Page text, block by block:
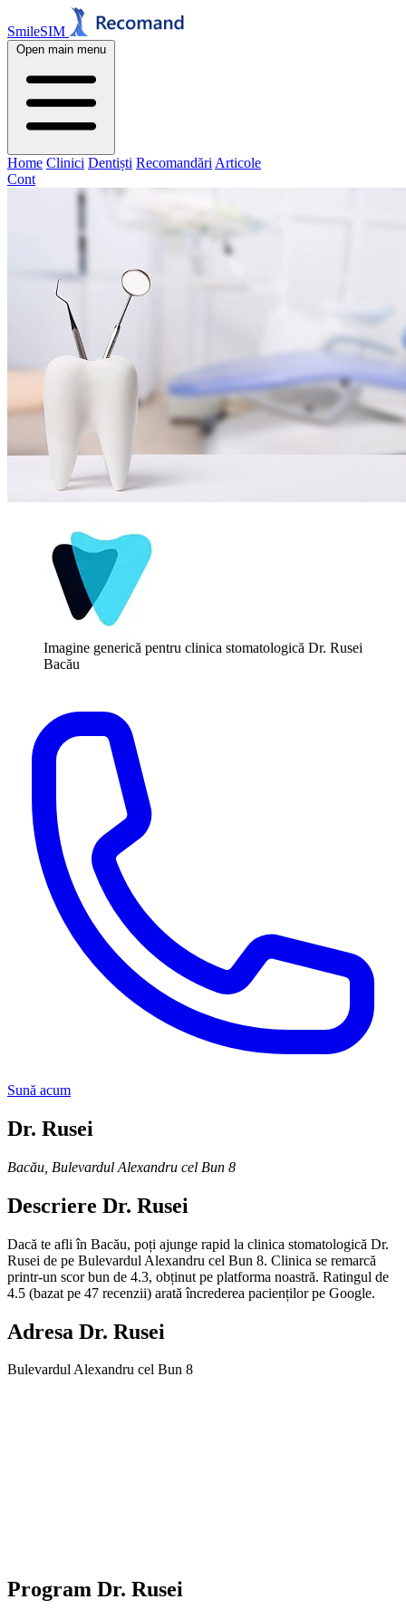
SmileSIM
Open main menu
Home Clinici Dentiști Recomandări Articole
Cont
Imagine generică pentru clinica stomatologică Dr. Rusei
Bacău
Sună acum
Dr. Rusei
Bacău Bulevardul Alexandru cel Bun 8
Descriere Dr. Rusei
Dacă te afli în Bacău, poți ajunge rapid la clinica stomatologică Dr.
Rusei de pe Bulevardul Alexandru cel Bun 8. Clinica se remarcă
printr-un scor bun de 4.3, obținut pe platforma noastră. Ratingul de
4.5 (bazat pe 47 recenzii) arată încrederea pacienților pe Google.
Adresa Dr. Rusei
Bulevardul Alexandru cel Bun 8
Program Dr. Rusei